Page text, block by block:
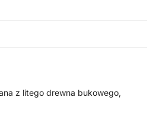
z litego drewna bukowego,